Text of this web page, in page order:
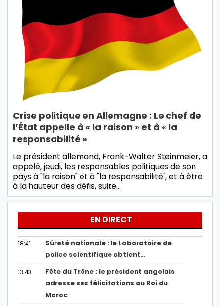
Crise politique en Allemagne : Le chef de
l’État appelle à « la raison » et à « la
responsabilité »
Le président allemand, Frank-Walter Steinmeier, a
appelé, jeudi, les responsables politiques de son
pays à "la raison" et à "la responsabilité", et à être
à la hauteur des défis, suite…
EN DIRECT
18:41
Sûreté nationale : le Laboratoire de
police scientifique obtient…
13:43
Fête du Trône : le président angolais
adresse ses félicitations au Roi du
Maroc